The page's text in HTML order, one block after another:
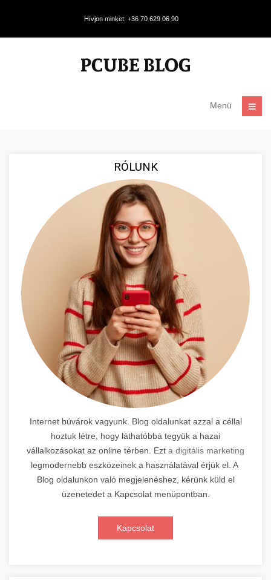
Hívjon minket: +36 70 629 06 90
Menü
RÓLUNK
Internet búvárok vagyunk. Blog oldalunkat azzal a céllal
hoztuk létre, hogy láthatóbbá tegyük a hazai
vállalkozásokat az online térben. Ezt a digitális marketing
legmodernebb eszközeinek a használatával érjük el. A
Blog oldalunkon való megjelenéshez, kérünk küld el
üzenetedet a Kapcsolat menüpontban.
Kapcsolat